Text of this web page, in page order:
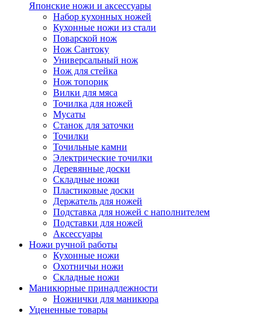
Японские ножи и аксессуары
Набор кухонных ножей
Кухонные ножи из стали
Поварской нож
Нож Сантоку
Универсальный нож
Нож для стейка
Нож топорик
Вилки для мяса
Точилка для ножей
Мусаты
Станок для заточки
Точилки
Точильные камни
Электрические точилки
Деревянные доски
Складные ножи
Пластиковые доски
Держатель для ножей
Подставка для ножей с наполнителем
Подставки для ножей
Аксессуары
Ножи ручной работы
Кухонные ножи
Охотничьи ножи
Складные ножи
Маникюрные принадлежности
Ножнички для маникюра
Уцененные товары